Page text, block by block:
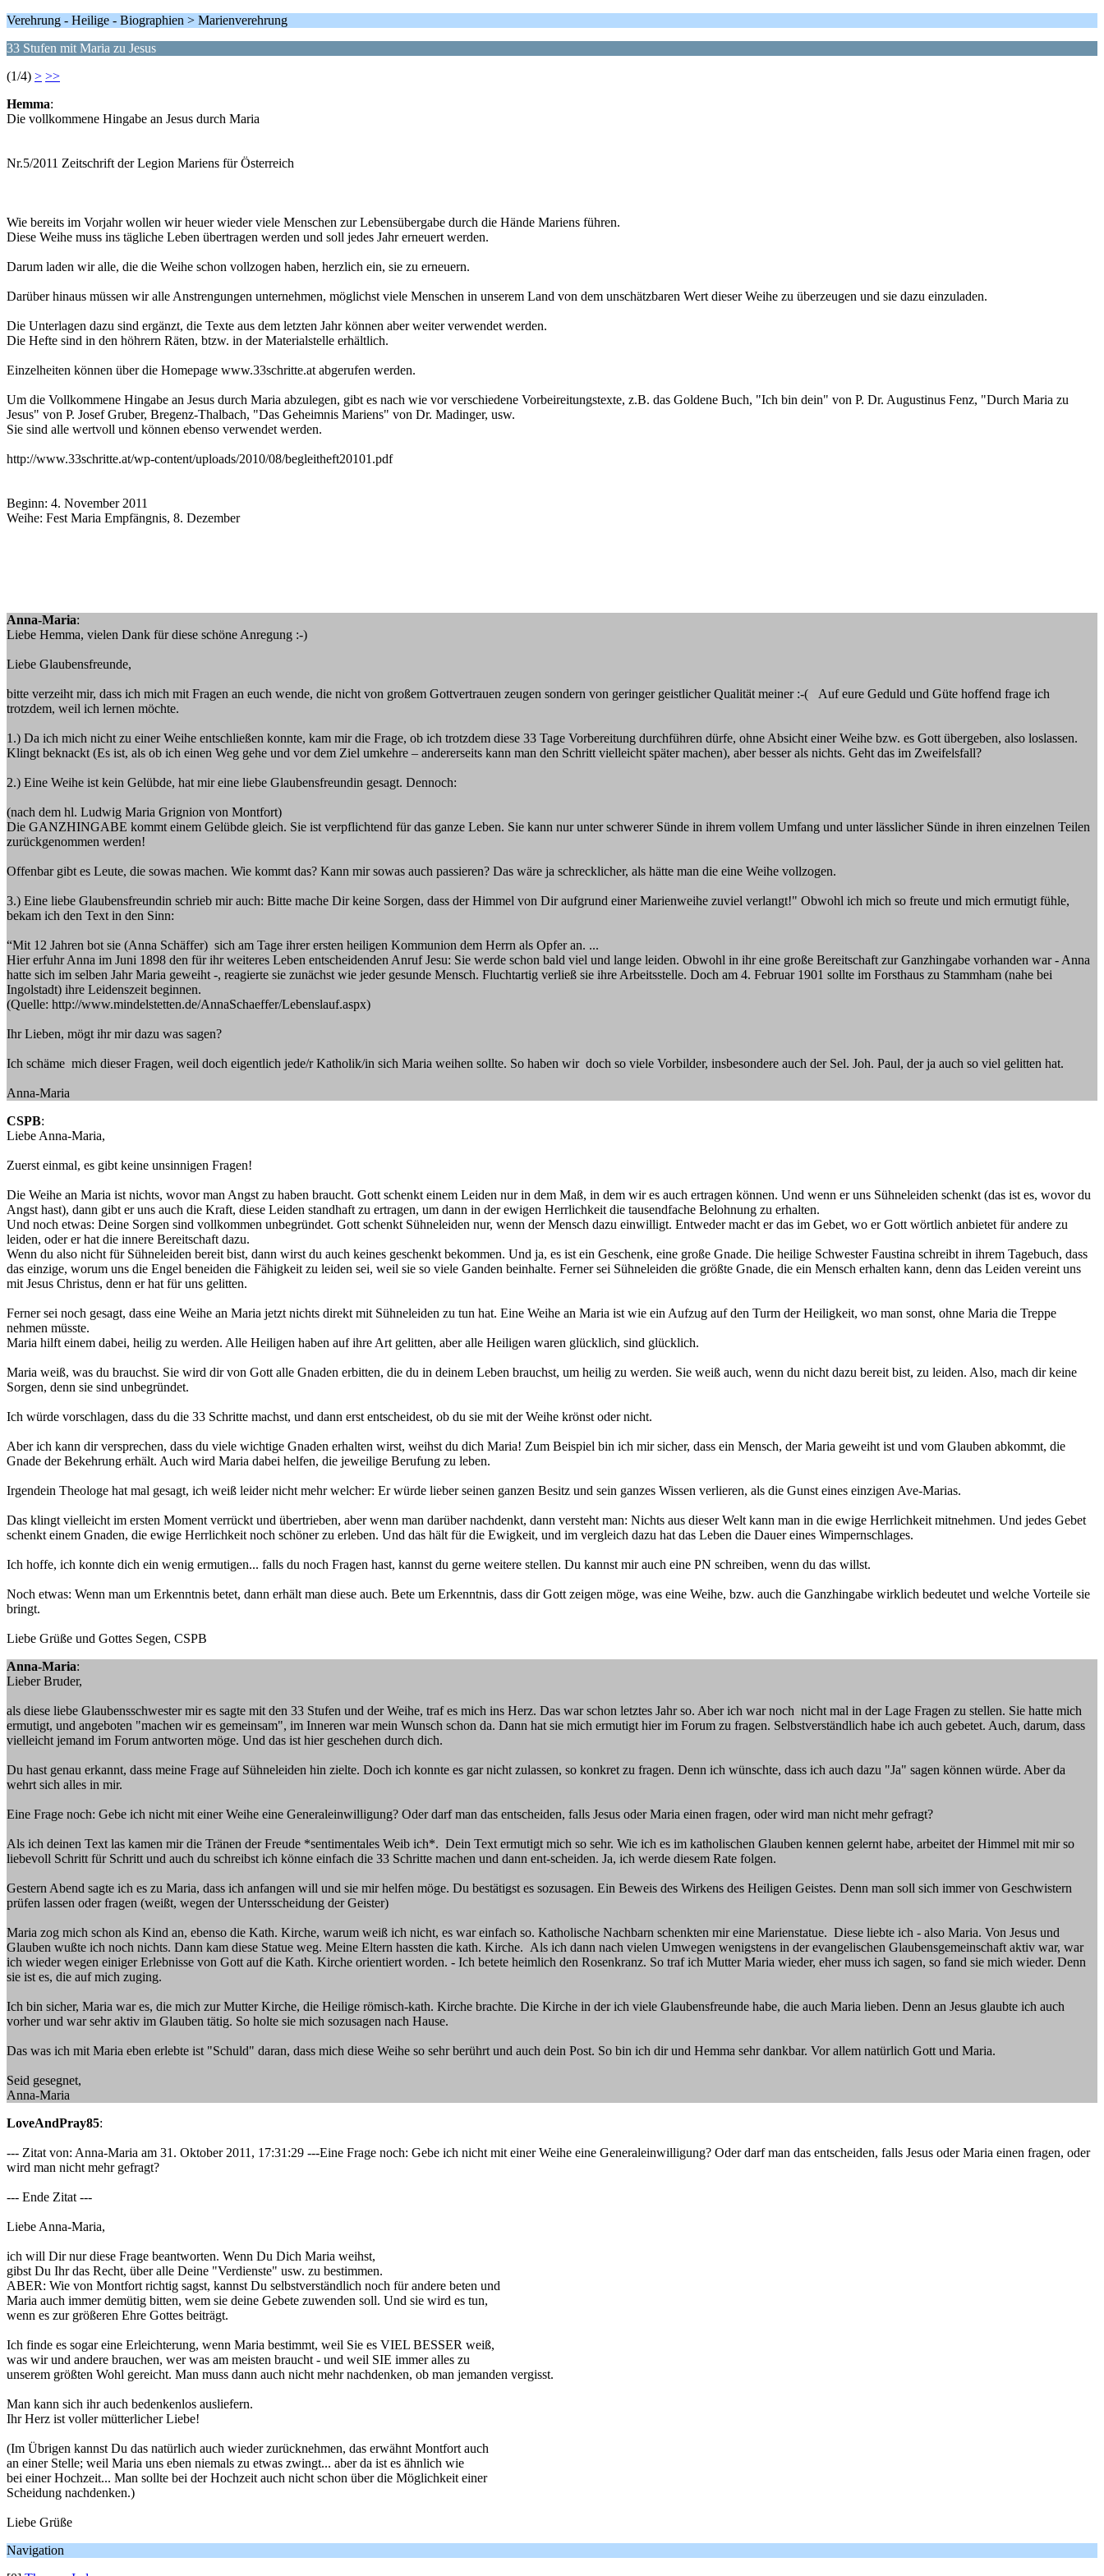
Verehrung - Heilige - Biographien > Marienverehrung
33 Stufen mit Maria zu Jesus
(1/4) > >>
Hemma:
Die vollkommene Hingabe an Jesus durch Maria
Nr.5/2011 Zeitschrift der Legion Mariens für Österreich
Wie bereits im Vorjahr wollen wir heuer wieder viele Menschen zur Lebensübergabe durch die Hände Mariens führen.
Diese Weihe muss ins tägliche Leben übertragen werden und soll jedes Jahr erneuert werden.
Darum laden wir alle, die die Weihe schon vollzogen haben, herzlich ein, sie zu erneuern.
Darüber hinaus müssen wir alle Anstrengungen unternehmen, möglichst viele Menschen in unserem Land von dem unschätzbaren Wert dieser Weihe zu überzeugen und sie dazu einzuladen.
Die Unterlagen dazu sind ergänzt, die Texte aus dem letzten Jahr können aber weiter verwendet werden.
Die Hefte sind in den höhrern Räten, btzw. in der Materialstelle erhältlich.
Einzelheiten können über die Homepage www.33schritte.at abgerufen werden.
Um die Vollkommene Hingabe an Jesus durch Maria abzulegen, gibt es nach wie vor verschiedene Vorbeireitungstexte, z.B. das Goldene Buch, "Ich bin dein" von P. Dr. Augustinus Fenz, "Durch Maria zu
Jesus" von P. Josef Gruber, Bregenz-Thalbach, "Das Geheimnis Mariens" von Dr. Madinger, usw.
Sie sind alle wertvoll und können ebenso verwendet werden.
http://www.33schritte.at/wp-content/uploads/2010/08/begleitheft20101.pdf
Beginn: 4. November 2011
Weihe: Fest Maria Empfängnis, 8. Dezember
Anna-Maria:
Liebe Hemma, vielen Dank für diese schöne Anregung :-)
Liebe Glaubensfreunde,
bitte verzeiht mir, dass ich mich mit Fragen an euch wende, die nicht von großem Gottvertrauen zeugen sondern von geringer geistlicher Qualität meiner :-( Auf eure Geduld und Güte hoffend frage ich
trotzdem, weil ich lernen möchte.
1.) Da ich mich nicht zu einer Weihe entschließen konnte, kam mir die Frage, ob ich trotzdem diese 33 Tage Vorbereitung durchführen dürfe, ohne Absicht einer Weihe bzw. es Gott übergeben, also loslassen.
Klingt beknackt (Es ist, als ob ich einen Weg gehe und vor dem Ziel umkehre – andererseits kann man den Schritt vielleicht später machen), aber besser als nichts. Geht das im Zweifelsfall?
2.) Eine Weihe ist kein Gelübde, hat mir eine liebe Glaubensfreundin gesagt. Dennoch:
(nach dem hl. Ludwig Maria Grignion von Montfort)
Die GANZHINGABE kommt einem Gelübde gleich. Sie ist verpflichtend für das ganze Leben. Sie kann nur unter schwerer Sünde in ihrem vollem Umfang und unter lässlicher Sünde in ihren einzelnen Teilen
zurückgenommen werden!
Offenbar gibt es Leute, die sowas machen. Wie kommt das? Kann mir sowas auch passieren? Das wäre ja schrecklicher, als hätte man die eine Weihe vollzogen.
3.) Eine liebe Glaubensfreundin schrieb mir auch: Bitte mache Dir keine Sorgen, dass der Himmel von Dir aufgrund einer Marienweihe zuviel verlangt!" Obwohl ich mich so freute und mich ermutigt fühle,
bekam ich den Text in den Sinn:
“Mit 12 Jahren bot sie (Anna Schäffer) sich am Tage ihrer ersten heiligen Kommunion dem Herrn als Opfer an. ...
Hier erfuhr Anna im Juni 1898 den für ihr weiteres Leben entscheidenden Anruf Jesu: Sie werde schon bald viel und lange leiden. Obwohl in ihr eine große Bereitschaft zur Ganzhingabe vorhanden war - Anna
hatte sich im selben Jahr Maria geweiht -, reagierte sie zunächst wie jeder gesunde Mensch. Fluchtartig verließ sie ihre Arbeitsstelle. Doch am 4. Februar 1901 sollte im Forsthaus zu Stammham (nahe bei
Ingolstadt) ihre Leidenszeit beginnen.
(Quelle: http://www.mindelstetten.de/AnnaSchaeffer/Lebenslauf.aspx)
Ihr Lieben, mögt ihr mir dazu was sagen?
Ich schäme mich dieser Fragen, weil doch eigentlich jede/r Katholik/in sich Maria weihen sollte. So haben wir doch so viele Vorbilder, insbesondere auch der Sel. Joh. Paul, der ja auch so viel gelitten hat.
Anna-Maria
CSPB:
Liebe Anna-Maria,
Zuerst einmal, es gibt keine unsinnigen Fragen!
Die Weihe an Maria ist nichts, wovor man Angst zu haben braucht. Gott schenkt einem Leiden nur in dem Maß, in dem wir es auch ertragen können. Und wenn er uns Sühneleiden schenkt (das ist es, wovor du
Angst hast), dann gibt er uns auch die Kraft, diese Leiden standhaft zu ertragen, um dann in der ewigen Herrlichkeit die tausendfache Belohnung zu erhalten.
Und noch etwas: Deine Sorgen sind vollkommen unbegründet. Gott schenkt Sühneleiden nur, wenn der Mensch dazu einwilligt. Entweder macht er das im Gebet, wo er Gott wörtlich anbietet für andere zu
leiden, oder er hat die innere Bereitschaft dazu.
Wenn du also nicht für Sühneleiden bereit bist, dann wirst du auch keines geschenkt bekommen. Und ja, es ist ein Geschenk, eine große Gnade. Die heilige Schwester Faustina schreibt in ihrem Tagebuch, dass
das einzige, worum uns die Engel beneiden die Fähigkeit zu leiden sei, weil sie so viele Ganden beinhalte. Ferner sei Sühneleiden die größte Gnade, die ein Mensch erhalten kann, denn das Leiden vereint uns
mit Jesus Christus, denn er hat für uns gelitten.
Ferner sei noch gesagt, dass eine Weihe an Maria jetzt nichts direkt mit Sühneleiden zu tun hat. Eine Weihe an Maria ist wie ein Aufzug auf den Turm der Heiligkeit, wo man sonst, ohne Maria die Treppe
nehmen müsste.
Maria hilft einem dabei, heilig zu werden. Alle Heiligen haben auf ihre Art gelitten, aber alle Heiligen waren glücklich, sind glücklich.
Maria weiß, was du brauchst. Sie wird dir von Gott alle Gnaden erbitten, die du in deinem Leben brauchst, um heilig zu werden. Sie weiß auch, wenn du nicht dazu bereit bist, zu leiden. Also, mach dir keine
Sorgen, denn sie sind unbegründet.
Ich würde vorschlagen, dass du die 33 Schritte machst, und dann erst entscheidest, ob du sie mit der Weihe krönst oder nicht.
Aber ich kann dir versprechen, dass du viele wichtige Gnaden erhalten wirst, weihst du dich Maria! Zum Beispiel bin ich mir sicher, dass ein Mensch, der Maria geweiht ist und vom Glauben abkommt, die
Gnade der Bekehrung erhält. Auch wird Maria dabei helfen, die jeweilige Berufung zu leben.
Irgendein Theologe hat mal gesagt, ich weiß leider nicht mehr welcher: Er würde lieber seinen ganzen Besitz und sein ganzes Wissen verlieren, als die Gunst eines einzigen Ave-Marias.
Das klingt vielleicht im ersten Moment verrückt und übertrieben, aber wenn man darüber nachdenkt, dann versteht man: Nichts aus dieser Welt kann man in die ewige Herrlichkeit mitnehmen. Und jedes Gebet
schenkt einem Gnaden, die ewige Herrlichkeit noch schöner zu erleben. Und das hält für die Ewigkeit, und im vergleich dazu hat das Leben die Dauer eines Wimpernschlages.
Ich hoffe, ich konnte dich ein wenig ermutigen... falls du noch Fragen hast, kannst du gerne weitere stellen. Du kannst mir auch eine PN schreiben, wenn du das willst.
Noch etwas: Wenn man um Erkenntnis betet, dann erhält man diese auch. Bete um Erkenntnis, dass dir Gott zeigen möge, was eine Weihe, bzw. auch die Ganzhingabe wirklich bedeutet und welche Vorteile sie
bringt.
Liebe Grüße und Gottes Segen, CSPB
Anna-Maria:
Lieber Bruder,
als diese liebe Glaubensschwester mir es sagte mit den 33 Stufen und der Weihe, traf es mich ins Herz. Das war schon letztes Jahr so. Aber ich war noch nicht mal in der Lage Fragen zu stellen. Sie hatte mich
ermutigt, und angeboten "machen wir es gemeinsam", im Inneren war mein Wunsch schon da. Dann hat sie mich ermutigt hier im Forum zu fragen. Selbstverständlich habe ich auch gebetet. Auch, darum, dass
vielleicht jemand im Forum antworten möge. Und das ist hier geschehen durch dich.
Du hast genau erkannt, dass meine Frage auf Sühneleiden hin zielte. Doch ich konnte es gar nicht zulassen, so konkret zu fragen. Denn ich wünschte, dass ich auch dazu "Ja" sagen können würde. Aber da
wehrt sich alles in mir.
Eine Frage noch: Gebe ich nicht mit einer Weihe eine Generaleinwilligung? Oder darf man das entscheiden, falls Jesus oder Maria einen fragen, oder wird man nicht mehr gefragt?
Als ich deinen Text las kamen mir die Tränen der Freude *sentimentales Weib ich*. Dein Text ermutigt mich so sehr. Wie ich es im katholischen Glauben kennen gelernt habe, arbeitet der Himmel mit mir so
liebevoll Schritt für Schritt und auch du schreibst ich könne einfach die 33 Schritte machen und dann ent-scheiden. Ja, ich werde diesem Rate folgen.
Gestern Abend sagte ich es zu Maria, dass ich anfangen will und sie mir helfen möge. Du bestätigst es sozusagen. Ein Beweis des Wirkens des Heiligen Geistes. Denn man soll sich immer von Geschwistern
prüfen lassen oder fragen (weißt, wegen der Untersscheidung der Geister)
Maria zog mich schon als Kind an, ebenso die Kath. Kirche, warum weiß ich nicht, es war einfach so. Katholische Nachbarn schenkten mir eine Marienstatue. Diese liebte ich - also Maria. Von Jesus und
Glauben wußte ich noch nichts. Dann kam diese Statue weg. Meine Eltern hassten die kath. Kirche. Als ich dann nach vielen Umwegen wenigstens in der evangelischen Glaubensgemeinschaft aktiv war, war
ich wieder wegen einiger Erlebnisse von Gott auf die Kath. Kirche orientiert worden. - Ich betete heimlich den Rosenkranz. So traf ich Mutter Maria wieder, eher muss ich sagen, so fand sie mich wieder. Denn
sie ist es, die auf mich zuging.
Ich bin sicher, Maria war es, die mich zur Mutter Kirche, die Heilige römisch-kath. Kirche brachte. Die Kirche in der ich viele Glaubensfreunde habe, die auch Maria lieben. Denn an Jesus glaubte ich auch
vorher und war sehr aktiv im Glauben tätig. So holte sie mich sozusagen nach Hause.
Das was ich mit Maria eben erlebte ist "Schuld" daran, dass mich diese Weihe so sehr berührt und auch dein Post. So bin ich dir und Hemma sehr dankbar. Vor allem natürlich Gott und Maria.
Seid gesegnet,
Anna-Maria
LoveAndPray85:
--- Zitat von: Anna-Maria am 31. Oktober 2011, 17:31:29 ---Eine Frage noch: Gebe ich nicht mit einer Weihe eine Generaleinwilligung? Oder darf man das entscheiden, falls Jesus oder Maria einen fragen, oder
wird man nicht mehr gefragt?
--- Ende Zitat ---
Liebe Anna-Maria,
ich will Dir nur diese Frage beantworten. Wenn Du Dich Maria weihst,
gibst Du Ihr das Recht, über alle Deine "Verdienste" usw. zu bestimmen.
ABER: Wie von Montfort richtig sagst, kannst Du selbstverständlich noch für andere beten und
Maria auch immer demütig bitten, wem sie deine Gebete zuwenden soll. Und sie wird es tun,
wenn es zur größeren Ehre Gottes beiträgt.
Ich finde es sogar eine Erleichterung, wenn Maria bestimmt, weil Sie es VIEL BESSER weiß,
was wir und andere brauchen, wer was am meisten braucht - und weil SIE immer alles zu
unserem größten Wohl gereicht. Man muss dann auch nicht mehr nachdenken, ob man jemanden vergisst.
Man kann sich ihr auch bedenkenlos ausliefern.
Ihr Herz ist voller mütterlicher Liebe!
(Im Übrigen kannst Du das natürlich auch wieder zurücknehmen, das erwähnt Montfort auch
an einer Stelle; weil Maria uns eben niemals zu etwas zwingt... aber da ist es ähnlich wie
bei einer Hochzeit... Man sollte bei der Hochzeit auch nicht schon über die Möglichkeit einer
Scheidung nachdenken.)
Liebe Grüße
Navigation